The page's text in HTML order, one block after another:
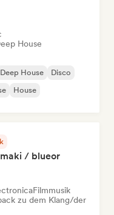
House
Deep House
Disco
House
/ blueor
Filmmusik
zu dem Klang/der